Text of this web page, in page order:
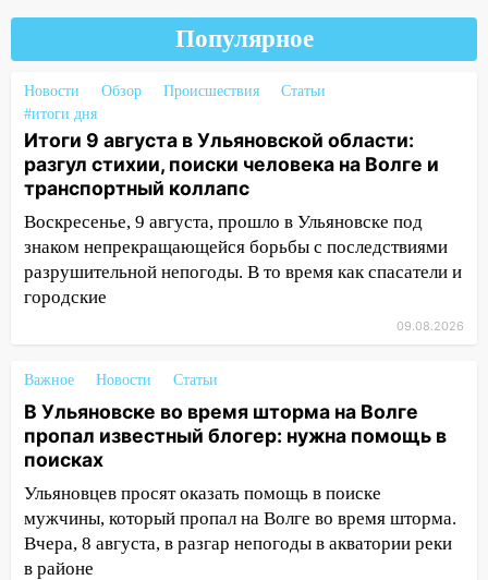
машину во время сильного ливня в
СНТ сидят без света
10:13 Прокуратура подвела итоги
недели в Ульяновской области
09:18
Из-за ливня заблокировано
движение трамваев в Ульяновске
09:15 Ураган, изнасилование ребенка,
автоподставы и атака беспилотников:
08:20
В Ульяновске восстановили
трамвайную и троллейбусную
инфраструктуру после шторма
08:19 Внимание! В Цильнинском районе
пропал 67-летний мужчина
08:11
На Ульяновск снова надвигается
непогода
Популярное
Новости Обзор Происшествия
Статьи
#итоги дня
Итоги 9 августа в Ульяновской области:
разгул стихии, поиски человека на Волге и
транспортный коллапс
Воскресенье, 9 августа, прошло в Ульяновске под
знаком непрекращающейся борьбы с последствиями
разрушительной непогоды. В то время как спасатели и
городские
09.08.2026
Важное Новости Статьи
В Ульяновске во время шторма на Волге
пропал известный блогер: нужна помощь в
поисках
Ульяновцев просят оказать помощь в поиске
мужчины, который пропал на Волге во время шторма.
Вчера, 8 августа, в разгар непогоды в акватории реки
в районе